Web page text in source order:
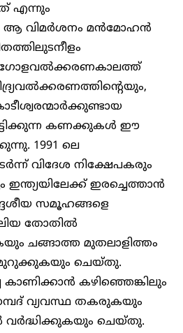
എന്നും
ആ വിമർശനം മൻമോഹൻ
കണക്കുകൾ ഈ
1991 ലെ
വിദേശ നിക്ഷേപകരും
ഇരച്ചെത്താൻ
സമൂഹങ്ങളെ
തോതിൽ
ചങ്ങാത്ത മുതലാളിത്തം
ചെയ്തു.
കാണിക്കാൻ കഴിഞ്ഞെങ്കിലും
വ്യവസ്ഥ തകരുകയും
ചെയ്തു.